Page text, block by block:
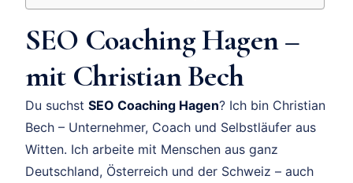
SEO Coaching Hagen –
mit Christian Bech
Du suchst SEO Coaching Hagen? Ich bin Christian
Bech – Unternehmer, Coach und Selbstläufer aus
Witten. Ich arbeite mit Menschen aus ganz
Deutschland, Österreich und der Schweiz – auch